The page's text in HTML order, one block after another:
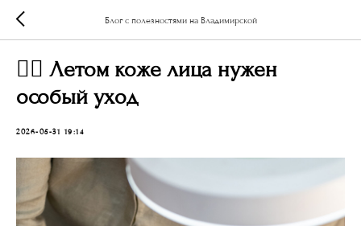
Блог с полезностями на Владимирской
💆‍♀️ Летом коже лица нужен
особый уход
2026-05-31 19:14